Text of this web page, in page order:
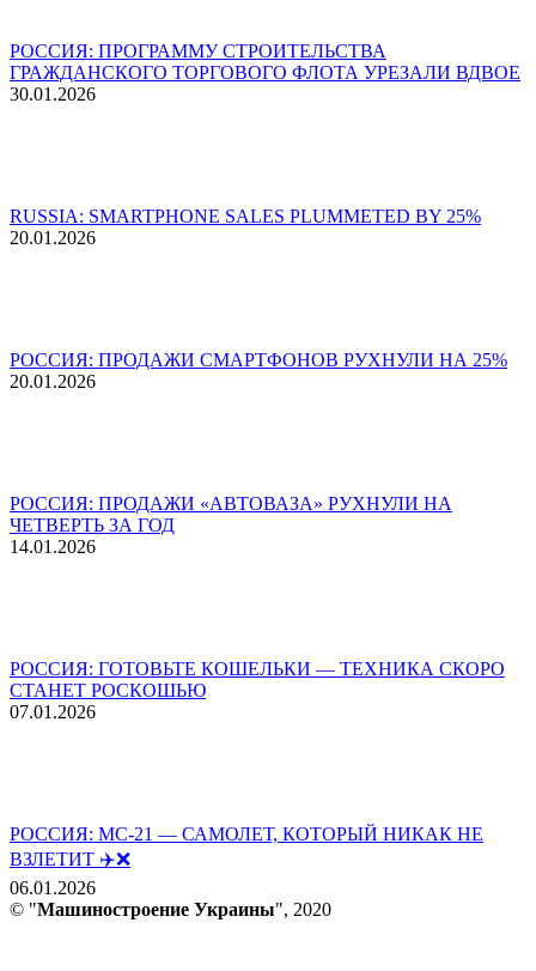
РОССИЯ: ПРОГРАММУ СТРОИТЕЛЬСТВА
ГРАЖДАНСКОГО ТОРГОВОГО ФЛОТА УРЕЗАЛИ ВДВОЕ
30.01.2026
RUSSIA: SMARTPHONE SALES PLUMMETED BY 25%
20.01.2026
РОССИЯ: ПРОДАЖИ СМАРТФОНОВ РУХНУЛИ НА 25%
20.01.2026
РОССИЯ: ПРОДАЖИ «АВТОВАЗА» РУХНУЛИ НА
ЧЕТВЕРТЬ ЗА ГОД
14.01.2026
РОССИЯ: ГОТОВЬТЕ КОШЕЛЬКИ — ТЕХНИКА СКОРО
СТАНЕТ РОСКОШЬЮ
07.01.2026
РОССИЯ: МС-21 — САМОЛЕТ, КОТОРЫЙ НИКАК НЕ
ВЗЛЕТИТ ✈️❌
06.01.2026
© "Машиностроение Украины", 2020